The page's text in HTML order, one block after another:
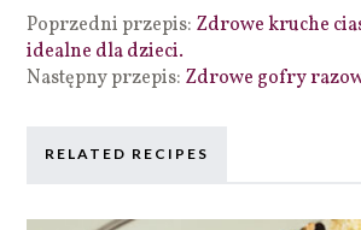
Poprzedni przepis: Zdrowe kruche
idealne dla dzieci.
Następny przepis: Zdrowe gofry
RELATED RECIPES